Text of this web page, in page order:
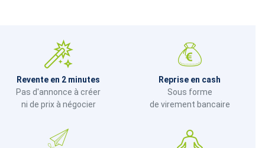
Revente en 2 minutes
Pas d'annonce à créer
ni de prix à négocier
Reprise en cash
Sous forme
de virement bancaire